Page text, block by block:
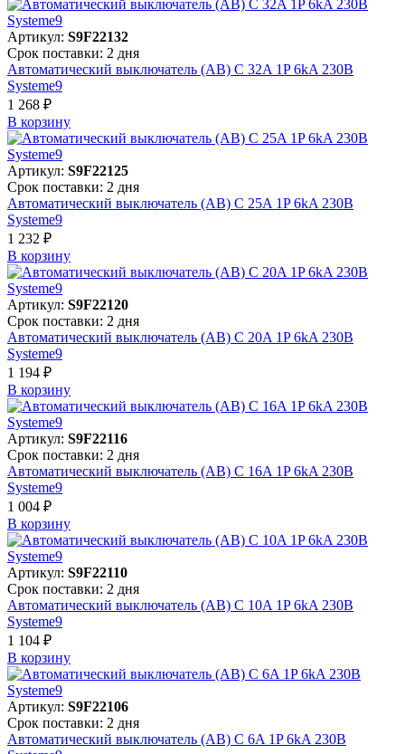
Артикул: S9F22132
Срок поставки: 2 дня
Автоматический выключатель (АВ) C 32A 1P 6kA 230В
Systeme9
1 268 ₽
В корзинy
Артикул: S9F22125
Срок поставки: 2 дня
Автоматический выключатель (АВ) C 25A 1P 6kA 230В
Systeme9
1 232 ₽
В корзинy
Артикул: S9F22120
Срок поставки: 2 дня
Автоматический выключатель (АВ) C 20A 1P 6kA 230В
Systeme9
1 194 ₽
В корзинy
Артикул: S9F22116
Срок поставки: 2 дня
Автоматический выключатель (АВ) C 16A 1P 6kA 230В
Systeme9
1 004 ₽
В корзинy
Артикул: S9F22110
Срок поставки: 2 дня
Автоматический выключатель (АВ) C 10A 1P 6kA 230В
Systeme9
1 104 ₽
В корзинy
Артикул: S9F22106
Срок поставки: 2 дня
Автоматический выключатель (АВ) C 6A 1P 6kA 230В